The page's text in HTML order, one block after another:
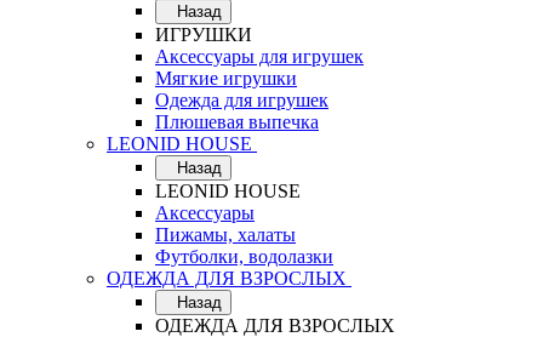
Назад
ИГРУШКИ
Аксессуары для игрушек
Мягкие игрушки
Одежда для игрушек
Плюшевая выпечка
LEONID HOUSE
Назад
LEONID HOUSE
Аксессуары
Пижамы, халаты
Футболки, водолазки
ОДЕЖДА ДЛЯ ВЗРОСЛЫХ
Назад
ОДЕЖДА ДЛЯ ВЗРОСЛЫХ